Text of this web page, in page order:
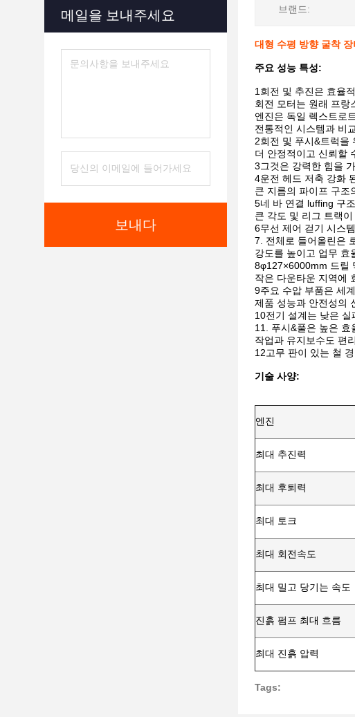
메일을 보내주세요
보내다
브랜드:
대형 수평 방향 굴착 장
주요 성능 특성:
1회전 및 추진은 효율
회전 모터는 원래 프랑
엔진은 독일 렉스트로
전통적인 시스템과 비
2회전 및 푸시&트럭을
더 안정적이고 신뢰할
3그것은 강력한 힘을
4운전 헤드 저축 강화
큰 지름의 파이프 구조
5네 바 연결 luffing 구
큰 각도 및 리그 트랙
6무선 제어 걷기 시스
7. 전체로 들어올린은
강도를 높이고 업무 효
8φ127×6000mm 드릴
작은 다운타운 지역에
9주요 수압 부품은 세
제품 성능과 안전성의
10전기 설계는 낮은 실
11. 푸시&풀은 높은
작업과 유지보수도 편
12고무 판이 있는 철
기술 사양:
엔진
최대 추진력
최대 후퇴력
최대 토크
최대 회전속도
최대 밀고 당기는 속도
진흙 펌프 최대 흐름
최대 진흙 압력
Tags: